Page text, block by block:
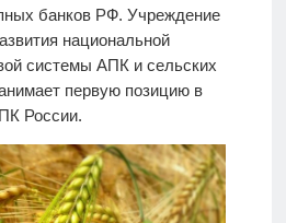
банков РФ. Учреждение
национальной
системы АПК и сельских
первую позицию в
России.